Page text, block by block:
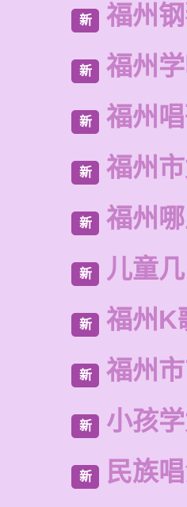
新 福州
新 福州
新 福州
新 福州
新 福州
新 儿童
新 福州K
新 福州
新 小孩
新 民族